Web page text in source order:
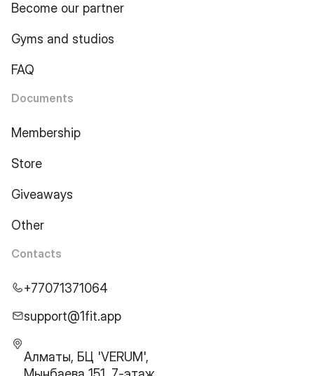
Become our partner
Gyms and studios
FAQ
Documents
Membership
Store
Giveaways
Other
Contacts
+77071371064
support@1fit.app
Алматы, БЦ 'VERUM',